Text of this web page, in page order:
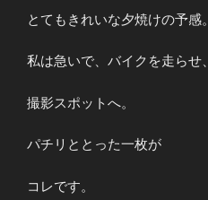
とてもきれいな夕焼けの予感。
私は急いで、バイクを走らせ、
撮影スポットへ。
パチリととった一枚が
コレです。